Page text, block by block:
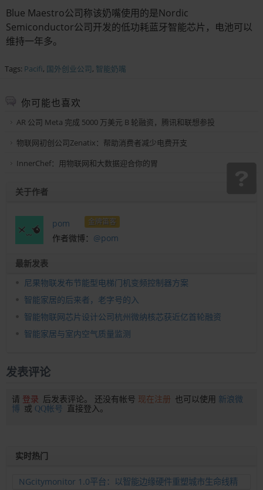
Blue Maestro公司称该奶嘴使用的是Nordic
Semiconductor公司开发的低功耗蓝牙智能芯片，电池可以
维持一年多。
Tags: Pacifi, 国外创业公司, 智能奶嘴
你可能也喜欢
AR 公司 Meta 完成 5000 万美元 B 轮融资，腾讯和联想参投
物联网初创公司Zenatix：帮助消费者减少电费开支
InnerChef：用物联网和大数据迎合你的胃
关于作者
pom 金牌笛客
作者微博： @pom
最新发表
尼果物联发布节能型电梯门机变频控制器方案
智能家居的后来者，老字号的入
智能物联网芯片设计公司杭州微纳核芯获近亿首轮融资
智能家居与室内空气质量监测
发表评论
请 登录 后发表评论。 还没有帐号 现在注册 也可以使用 新浪微
博 或 QQ帐号 直接登入。
实时热门
NGcitymonitor 1.0平台：以智能边缘硬件重塑城市生命线精